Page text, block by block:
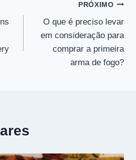
PRÓXIMO
O que é preciso levar
em consideração para
comprar a primeira
arma de fogo?